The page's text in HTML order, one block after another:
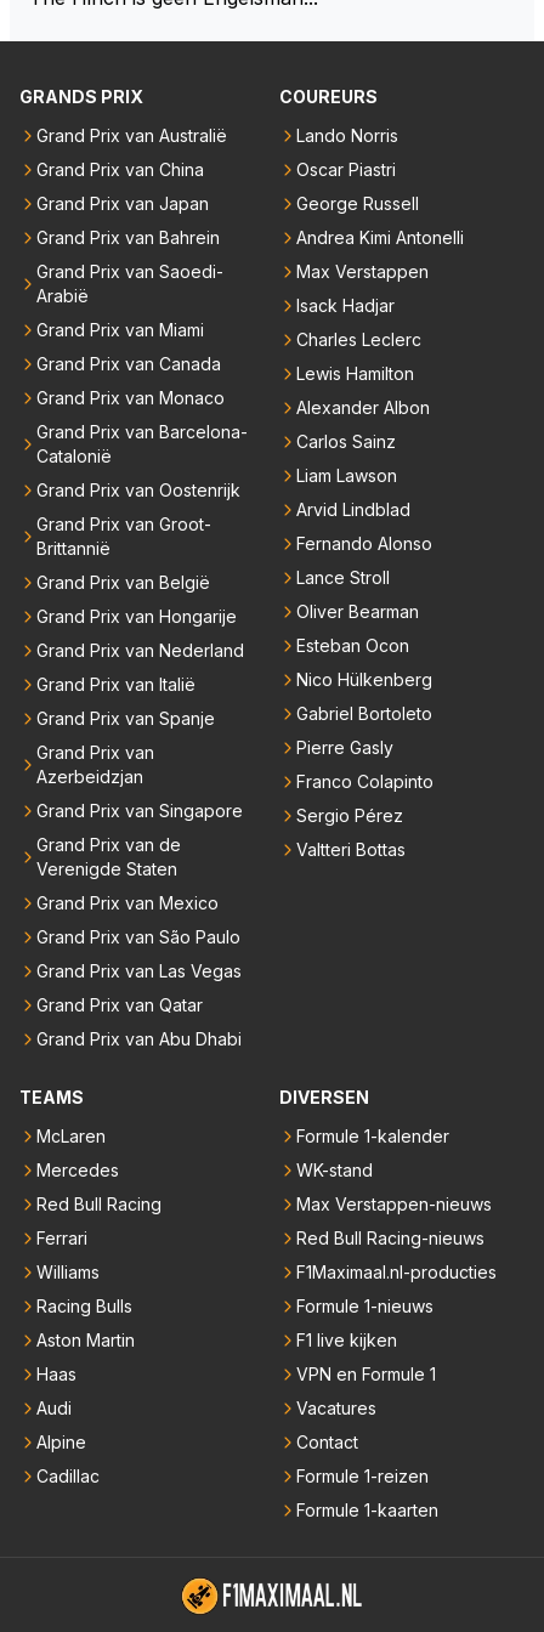
GRANDS PRIX
Grand Prix van Australië
Grand Prix van China
Grand Prix van Japan
Grand Prix van Bahrein
Grand Prix van Saoedi-
Arabië
Grand Prix van Miami
Grand Prix van Canada
Grand Prix van Monaco
Grand Prix van Barcelona-
Catalonië
Grand Prix van Oostenrijk
Grand Prix van Groot-
Brittannië
Grand Prix van België
Grand Prix van Hongarije
Grand Prix van Nederland
Grand Prix van Italië
Grand Prix van Spanje
Grand Prix van
Azerbeidzjan
Grand Prix van Singapore
Grand Prix van de
Verenigde Staten
Grand Prix van Mexico
Grand Prix van São Paulo
Grand Prix van Las Vegas
Grand Prix van Qatar
Grand Prix van Abu Dhabi
COUREURS
Lando Norris
Oscar Piastri
George Russell
Andrea Kimi Antonelli
Max Verstappen
Isack Hadjar
Charles Leclerc
Lewis Hamilton
Alexander Albon
Carlos Sainz
Liam Lawson
Arvid Lindblad
Fernando Alonso
Lance Stroll
Oliver Bearman
Esteban Ocon
Nico Hülkenberg
Gabriel Bortoleto
Pierre Gasly
Franco Colapinto
Sergio Pérez
Valtteri Bottas
TEAMS
McLaren
Mercedes
Red Bull Racing
Ferrari
Williams
Racing Bulls
Aston Martin
Haas
Audi
Alpine
Cadillac
DIVERSEN
Formule 1-kalender
WK-stand
Max Verstappen-nieuws
Red Bull Racing-nieuws
F1Maximaal.nl-producties
Formule 1-nieuws
F1 live kijken
VPN en Formule 1
Vacatures
Contact
Formule 1-reizen
Formule 1-kaarten